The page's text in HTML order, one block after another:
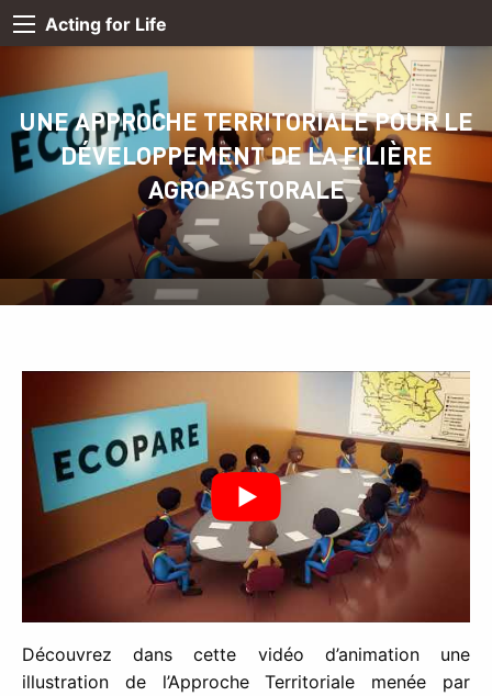
Acting for Life
UNE APPROCHE TERRITORIALE POUR LE
DÉVELOPPEMENT DE LA FILIÈRE
AGROPASTORALE
Découvrez dans cette vidéo d’animation une
illustration de l’Approche Territoriale menée par